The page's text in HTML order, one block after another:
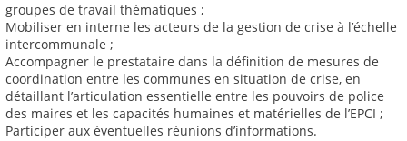
groupes de travail thématiques ;
Mobiliser en interne les acteurs de la gestion de crise à l’échelle
intercommunale ;
Accompagner le prestataire dans la définition de mesures de
coordination entre les communes en situation de crise, en
détaillant l’articulation essentielle entre les pouvoirs de police
des maires et les capacités humaines et matérielles de l’EPCI ;
Participer aux éventuelles réunions d’informations.